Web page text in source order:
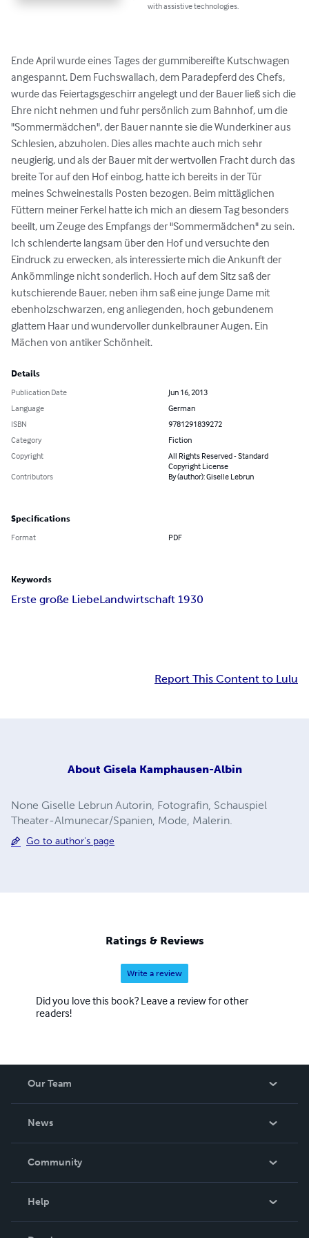
with assistive technologies.
Ende April wurde eines Tages der gummibereifte Kutschwagen
angespannt. Dem Fuchswallach, dem Paradepferd des Chefs,
wurde das Feiertagsgeschirr angelegt und der Bauer ließ sich die
Ehre nicht nehmen und fuhr persönlich zum Bahnhof, um die
"Sommermädchen", der Bauer nannte sie die Wunderkiner aus
Schlesien, abzuholen. Dies alles machte auch mich sehr
neugierig, und als der Bauer mit der wertvollen Fracht durch das
breite Tor auf den Hof einbog, hatte ich bereits in der Tür
meines Schweinestalls Posten bezogen. Beim mittäglichen
Füttern meiner Ferkel hatte ich mich an diesem Tag besonders
beeilt, um Zeuge des Empfangs der "Sommermädchen" zu sein.
Ich schlenderte langsam über den Hof und versuchte den
Eindruck zu erwecken, als interessierte mich die Ankunft der
Ankömmlinge nicht sonderlich. Hoch auf dem Sitz saß der
kutschierende Bauer, neben ihm saß eine junge Dame mit
ebenholzschwarzen, eng anliegenden, hoch gebundenem
glattem Haar und wundervoller dunkelbrauner Augen. Ein
Mächen von antiker Schönheit.
Details
Publication Date
Jun 16, 2013
Language
German
ISBN
9781291839272
Category
Fiction
Copyright
All Rights Reserved - Standard
Copyright License
Contributors
By (author): Giselle Lebrun
Specifications
Format PDF
Keywords
Erste große LiebeLandwirtschaft 1930
Report This Content to Lulu
About Gisela Kamphausen-Albin
None Giselle Lebrun Autorin, Fotografin, Schauspiel
Theater-Almunecar/Spanien, Mode, Malerin.
Go to author's page
Ratings & Reviews
Write a review
Did you love this book? Leave a review for other
readers!
Our Team
News
In The News
Community
Help
Order Lookup